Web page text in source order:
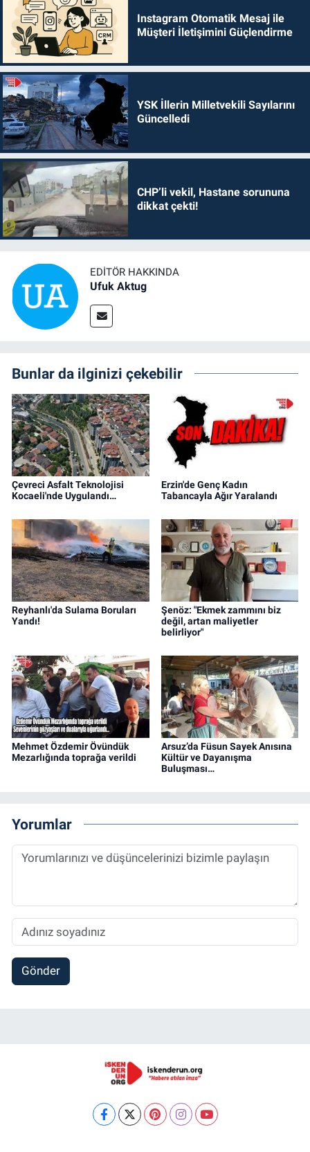
Instagram Otomatik Mesaj ile
Müşteri İletişimini Güçlendirme
YSK İllerin Milletvekili Sayılarını
Güncelledi
CHP’li vekil, Hastane sorununa
dikkat çekti!
EDITÖR HAKKINDA
Ufuk Aktug
Bunlar da ilginizi çekebilir
Çevreci Asfalt Teknolojisi
Kocaeli'nde Uygulandı…
Erzin'de Genç Kadın
Tabancayla Ağır Yaralandı
Reyhanlı'da Sulama Boruları
Yandı!
Şenöz: "Ekmek zammını biz
değil, artan maliyetler
belirliyor"
Mehmet Özdemir Övündük
Mezarlığında toprağa verildi
Arsuz’da Füsun Sayek Anısına
Kültür ve Dayanışma
Buluşması…
Yorumlar
Gönder